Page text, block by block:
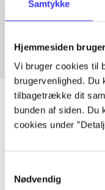
Samtykke
Hjemmesiden
Vi bruger cookies til
brugervenlighed.
tilbagetrække dit
bunden af siden. Du
cookies under
Nødvendig